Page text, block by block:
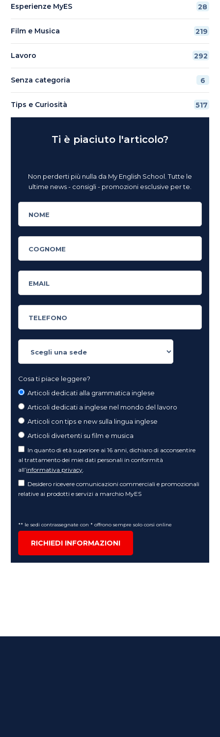
Esperienze MyES 28
Film e Musica 219
Lavoro 292
Senza categoria 6
Tips e Curiosità 517
Ti è piaciuto l'articolo?
Non perderti più nulla da My English School. Tutte le
ultime news - consigli - promozioni esclusive per te.
Cosa ti piace leggere?
Articoli dedicati alla grammatica inglese
Articoli dedicati a inglese nel mondo del lavoro
Articoli con tips e new sulla lingua inglese
Articoli divertenti su film e musica
In quanto di età superiore ai 16 anni, dichiaro di acconsentire
al trattamento dei miei dati personali in conformità
all’informativa privacy.
Desidero ricevere comunicazioni commerciali e promozionali
relative ai prodotti e servizi a marchio MyES
** le sedi contrassegnate con * offrono sempre solo corsi online
RICHIEDI INFORMAZIONI